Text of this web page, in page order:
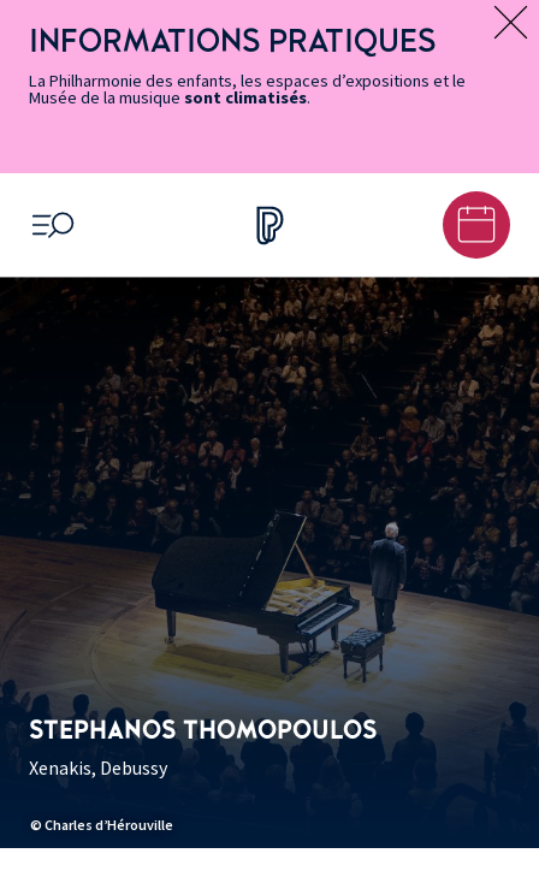
page
Accessibilité
accès
rapides
principal
contenu
principal
page
Message d’information
INFORMATIONS PRATIQUES
La Philharmonie des enfants, les espaces d’expositions et le
Musée de la musique sont climatisés.
OUVRIR LE MENU
© Charles d’Hérouville
STEPHANOS THOMOPOULOS
Xenakis, Debussy